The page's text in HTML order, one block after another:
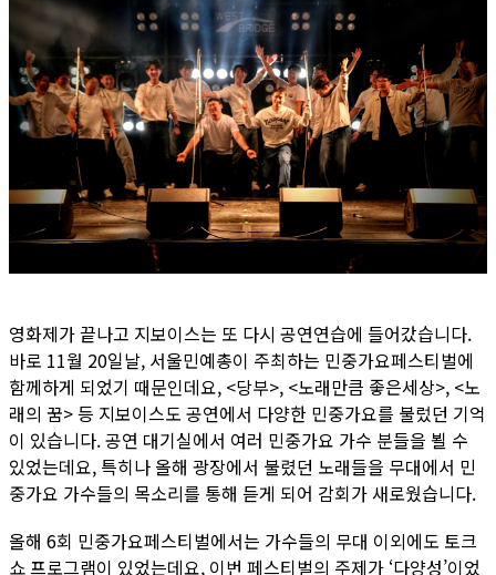
영화제가 끝나고 지보이스는 또 다시 공연연습에 들어갔습니다.
바로 11월 20일날, 서울민예총이 주최하는 민중가요페스티벌에
함께하게 되었기 때문인데요, <당부>, <노래만큼 좋은세상>, <노
래의 꿈> 등 지보이스도 공연에서 다양한 민중가요를 불렀던 기억
이 있습니다. 공연 대기실에서 여러 민중가요 가수 분들을 뵐 수
있었는데요, 특히나 올해 광장에서 불렸던 노래들을 무대에서 민
중가요 가수들의 목소리를 통해 듣게 되어 감회가 새로웠습니다.
올해 6회 민중가요페스티벌에서는 가수들의 무대 이외에도 토크
쇼 프로그램이 있었는데요, 이번 페스티벌의 주제가 ‘다양성’이었